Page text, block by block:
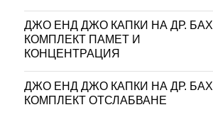
ДЖО ЕНД ДЖО КАПКИ НА ДР. БАХ
КОМПЛЕКТ ПАМЕТ И
КОНЦЕНТРАЦИЯ
ДЖО ЕНД ДЖО КАПКИ НА ДР. БАХ
КОМПЛЕКТ ОТСЛАБВАНЕ